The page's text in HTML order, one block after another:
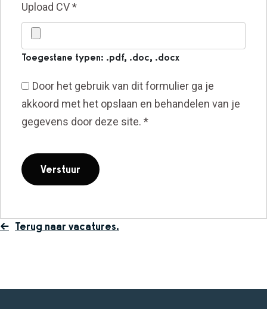
Upload CV*
Toegestane typen: .pdf, .doc, .docx
Door het gebruik van dit formulier ga je
akkoord met het opslaan en behandelen van je
gegevens door deze site. *
Terug naar vacatures.